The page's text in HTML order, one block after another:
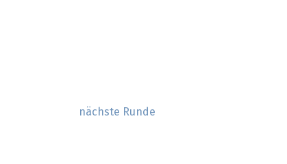
nächste Runde